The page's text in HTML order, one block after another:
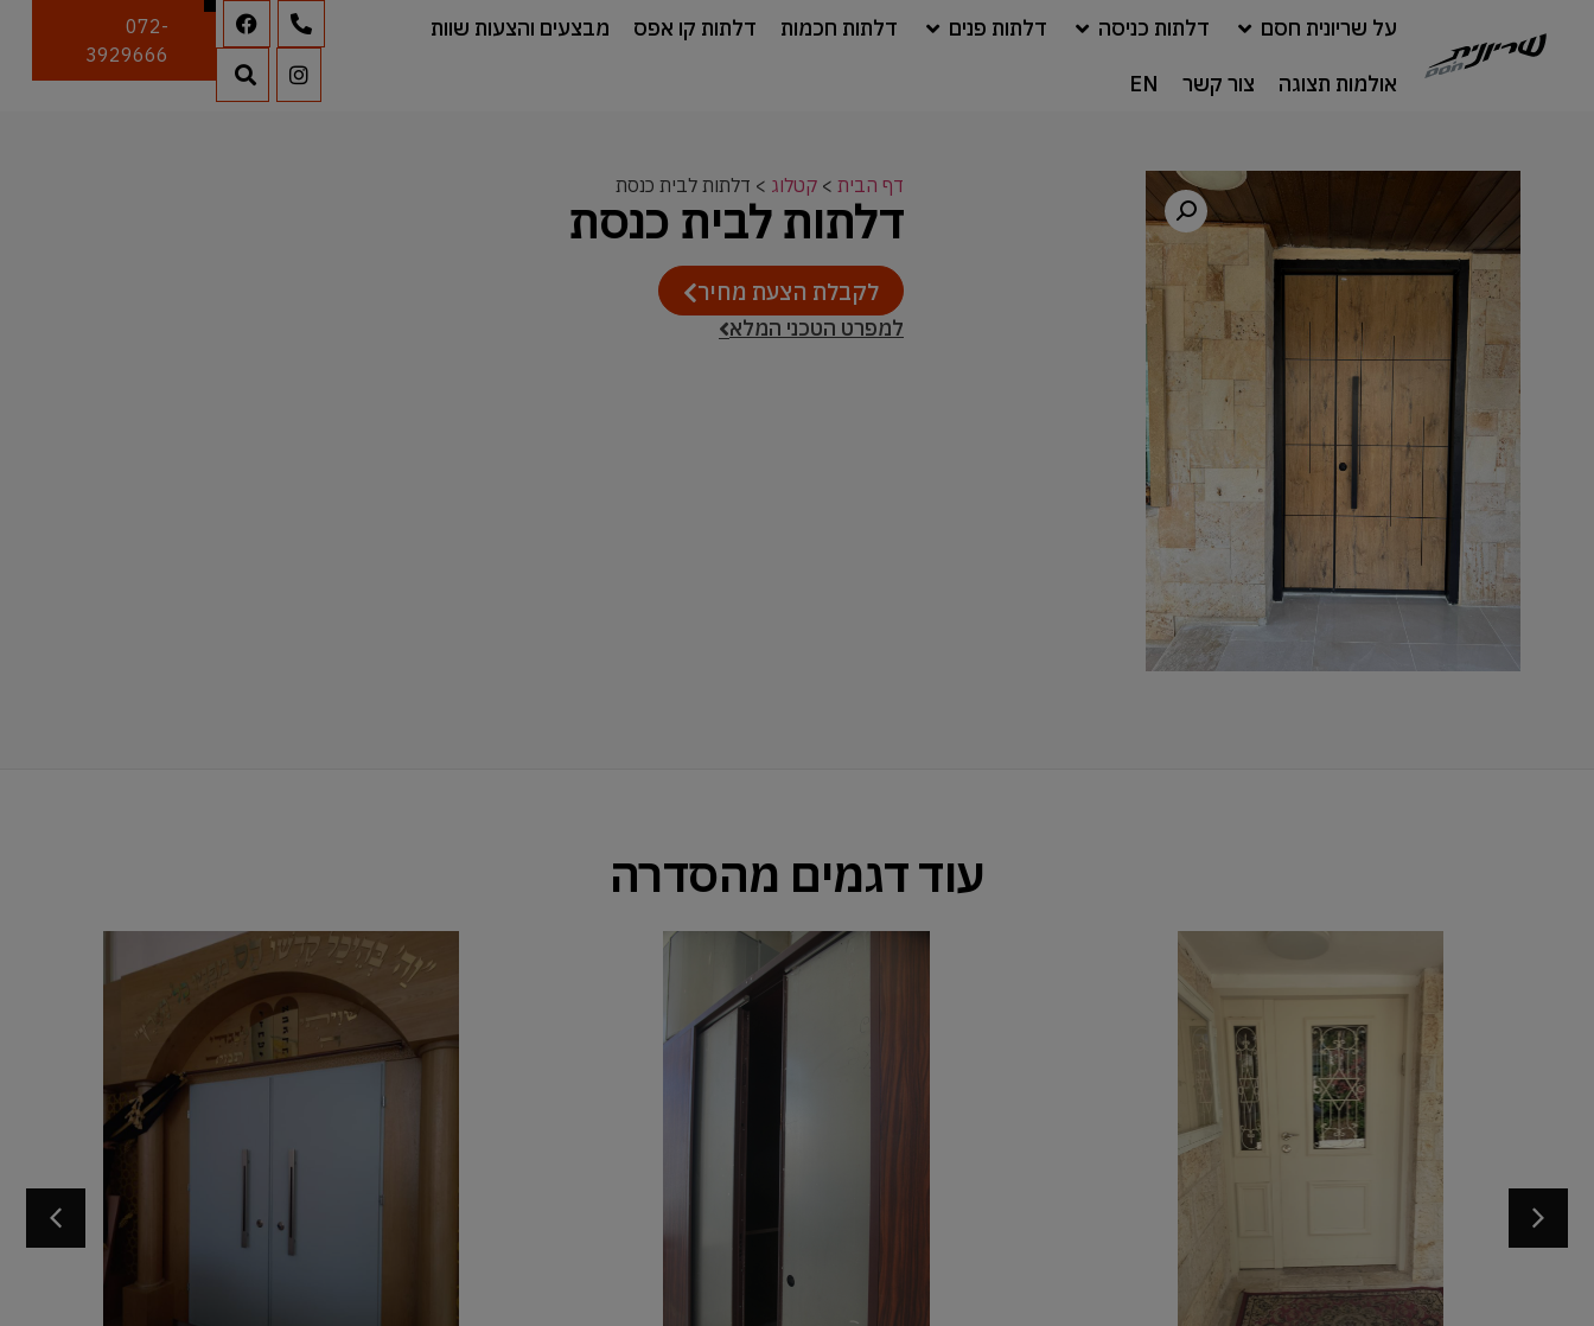
על שריונית חסם דלתות כניסה דלתות פנים דלתות חכמות דלתות קו אפס מבצעים והצעות שוות
אולמות תצוגה צור קשר EN
072-
3929666
דף הבית > קטלוג > דלתות לבית כנסת
דלתות לבית כנסת
לקבלת הצעת מחיר
למפרט הטכני המלא
עוד דגמים מהסדרה